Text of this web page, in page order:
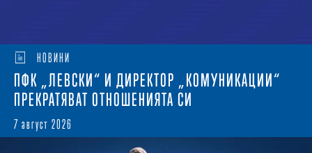
НОВИНИ
ПФК „ЛЕВСКИ“ И ДИРЕКТОР „КОМУНИКАЦИИ“
ПРЕКРАТЯВАТ ОТНОШЕНИЯТА СИ
7 август 2026